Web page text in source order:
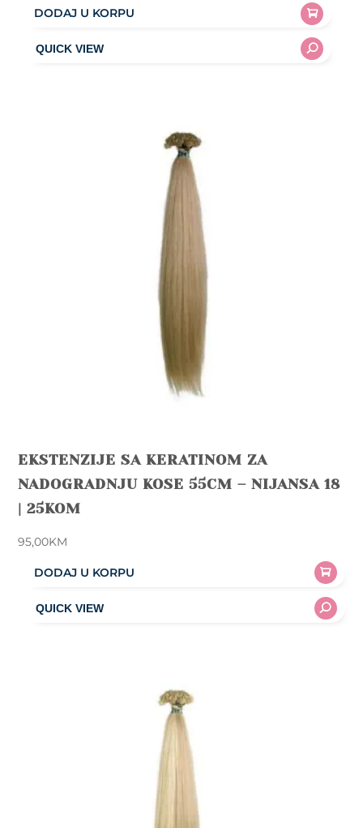
95,00KM.
DODAJ U KORPU
EKSTENZIJE SA KERATINOM ZA
NADOGRADNJU KOSE 55CM – NIJANSA 18
| 25KOM
95,00KM
DODAJ U KORPU